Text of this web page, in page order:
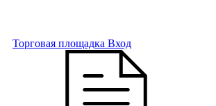
Торговая площадка Вход